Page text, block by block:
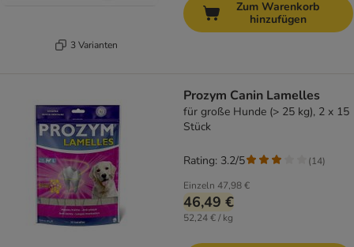
3 Varianten
Zum Warenkorb
hinzufügen
Prozym Canin Lamelles
für große Hunde (> 25 kg), 2 x 15
Stück
Einzeln 47,98 €
46,49 €
52,24 € / kg
Rating: 3.2/5 (14)